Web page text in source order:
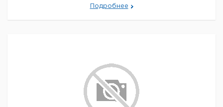
Подробнее